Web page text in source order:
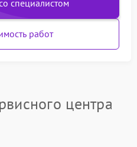
специалистом
работ
центра